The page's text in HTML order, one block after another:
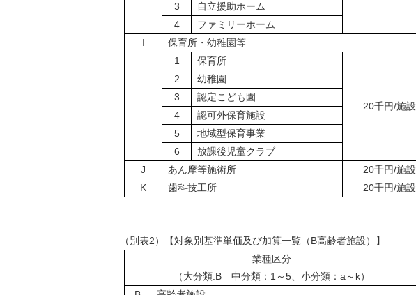
3
自立援助ホーム
4
ファミリーホーム
I
保育所・幼稚園等
1
保育所
20千円/施設
2
幼稚園
3
認定こども園
4
認可外保育施設
5
地域型保育事業
6
放課後児童クラブ
J
あん摩等施術所 20千円/施設
K
歯科技工所 20千円/施設
（別表2）【対象別基準単価及び加算一覧（B高齢者施設）】
業種区分
（大分類:B 中分類：1～5、小分類：a～k）